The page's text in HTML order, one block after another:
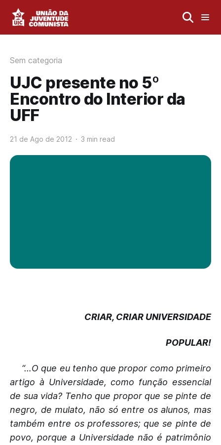
Sem categoria
UJC presente no 5º
Encontro do Interior da
UFF
21 de Ago de 2012 3 min read
CRIAR, CRIAR UNIVERSIDADE
POPULAR!
“…O que eu tenho que propor como primeiro
artigo à Universidade, como função essencial
de sua vida? Tenho que propor que se pinte de
negro, de mulato, não só entre os alunos, mas
também entre os professores; que se pinte de
povo, porque a Universidade não é patrimônio